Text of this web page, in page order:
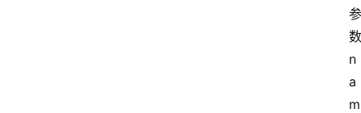
参
数
n
a
m